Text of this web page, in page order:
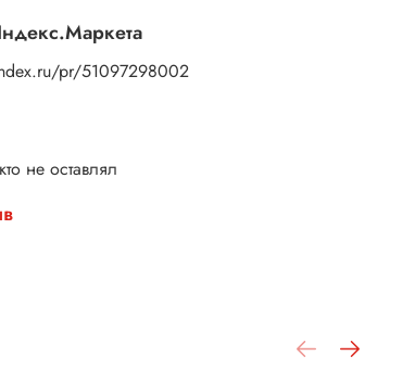
pr/51097298002
не оставлял